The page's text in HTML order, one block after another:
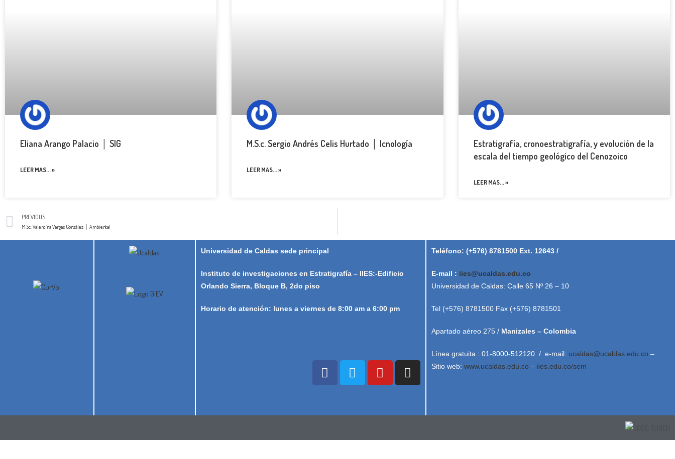
Eliana Arango Palacio │ SIG
LEER MAS... »
M.S.c. Sergio Andrés Celis Hurtado │ Icnología
LEER MAS... »
Estratigrafía, cronoestratigrafía, y evolución de la
escala del tiempo geológico del Cenozoico
LEER MAS... »
PREVIOUS
M.Sc. Valentina Vargas González │ Ambiental
Universidad de Caldas sede principal
Instituto de investigaciones en Estratigrafía – IIES:-Edificio
Orlando Sierra, Bloque B, 2do piso
Horario de atención: lunes a viernes de 8:00 am a 6:00 pm
Teléfono: (+576) 8781500 Ext. 12643 /
E-mail : iies@ucaldas.edu.co
Universidad de Caldas: Calle 65 Nº 26 – 10
Tel (+576) 8781500 Fax (+576) 8781501
Apartado aéreo 275 / Manizales – Colombia
Línea gratuita : 01-8000-512120 / e-mail: ucaldas@ucaldas.edu.co –
Sitio web: www.ucaldas.edu.co – iies.edu.co/sem